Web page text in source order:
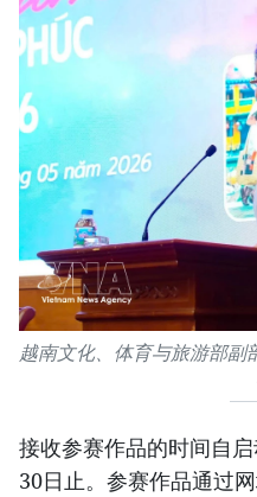
越南文化、体育与旅游部副
接收参赛作品的时间自
30日止。参赛作品通过